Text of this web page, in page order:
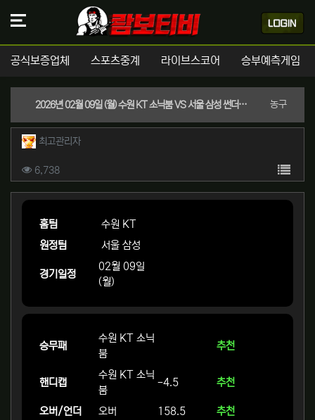
공식보증업체 스포츠중계 라이브스코어 승부예측게임
2026년 02월 09일 (월) 수원 KT 소닉붐 VS 서울 삼성 썬더스 KBL 스포츠분석 농구분류
작성자 정보
최고관리자작성
컨텐츠 정보
6,738조회 목록
본문
홈팀
수원 KT
원정팀
서울 삼성
경기일정
02월 09일
(월)
승무패
수원 KT 소닉
붐
추천
핸디캡
수원 KT 소닉
붐
-4.5 추천
오버/언더 오버 158.5 추천